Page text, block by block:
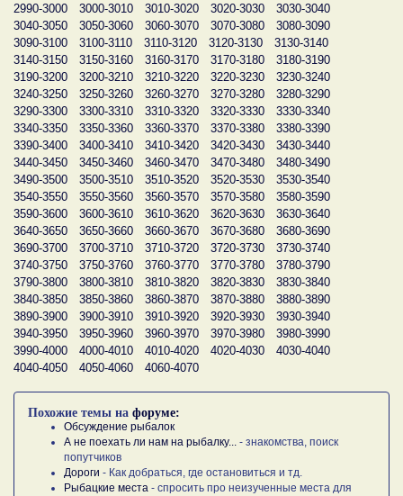
2990-3000
3000-3010 3010-3020 3020-3030
3030-3040
3040-3050
3050-3060 3060-3070 3070-3080
3080-3090
3090-3100
3100-3110 3110-3120 3120-3130
3130-3140
3140-3150
3150-3160 3160-3170 3170-3180
3180-3190
3190-3200
3200-3210 3210-3220 3220-3230
3230-3240
3240-3250
3250-3260 3260-3270 3270-3280
3280-3290
3290-3300
3300-3310 3310-3320 3320-3330
3330-3340
3340-3350
3350-3360 3360-3370 3370-3380
3380-3390
3390-3400
3400-3410 3410-3420 3420-3430
3430-3440
3440-3450
3450-3460 3460-3470 3470-3480
3480-3490
3490-3500
3500-3510 3510-3520 3520-3530
3530-3540
3540-3550
3550-3560 3560-3570 3570-3580
3580-3590
3590-3600
3600-3610 3610-3620 3620-3630
3630-3640
3640-3650
3650-3660 3660-3670 3670-3680
3680-3690
3690-3700
3700-3710 3710-3720 3720-3730
3730-3740
3740-3750
3750-3760 3760-3770 3770-3780
3780-3790
3790-3800
3800-3810 3810-3820 3820-3830
3830-3840
3840-3850
3850-3860 3860-3870 3870-3880
3880-3890
3890-3900
3900-3910 3910-3920 3920-3930
3930-3940
3940-3950
3950-3960 3960-3970 3970-3980
3980-3990
3990-4000
4000-4010 4010-4020 4020-4030
4030-4040
4040-4050
4050-4060 4060-4070
Похожие темы на форуме:
Обсуждение рыбалок
А не поехать ли нам на рыбалку... - знакомства, поиск
попутчиков
Дороги - Как добраться, где остановиться и тд.
Рыбацкие места - спросить про неизученные места для